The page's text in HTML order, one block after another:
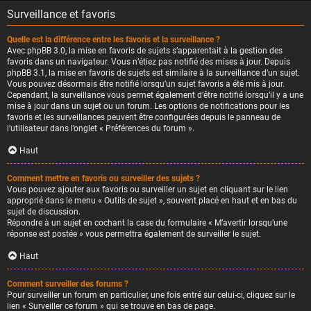
Surveillance et favoris
Quelle est la différence entre les favoris et la surveillance ?
Avec phpBB 3.0, la mise en favoris de sujets s’apparentait à la gestion des
favoris dans un navigateur. Vous n’étiez pas notifié des mises à jour. Depuis
phpBB 3.1, la mise en favoris de sujets est similaire à la surveillance d’un sujet.
Vous pouvez désormais être notifié lorsqu’un sujet favoris a été mis à jour.
Cependant, la surveillance vous permet également d’être notifié lorsqu’il y a une
mise à jour dans un sujet ou un forum. Les options de notifications pour les
favoris et les surveillances peuvent être configurées depuis le panneau de
l’utilisateur dans l’onglet « Préférences du forum ».
Haut
Comment mettre en favoris ou surveiller des sujets ?
Vous pouvez ajouter aux favoris ou surveiller un sujet en cliquant sur le lien
approprié dans le menu « Outils de sujet », souvent placé en haut et en bas du
sujet de discussion.
Répondre à un sujet en cochant la case du formulaire « M’avertir lorsqu’une
réponse est postée » vous permettra également de surveiller le sujet.
Haut
Comment surveiller des forums ?
Pour surveiller un forum en particulier, une fois entré sur celui-ci, cliquez sur le
lien « Surveiller ce forum » qui se trouve en bas de page.